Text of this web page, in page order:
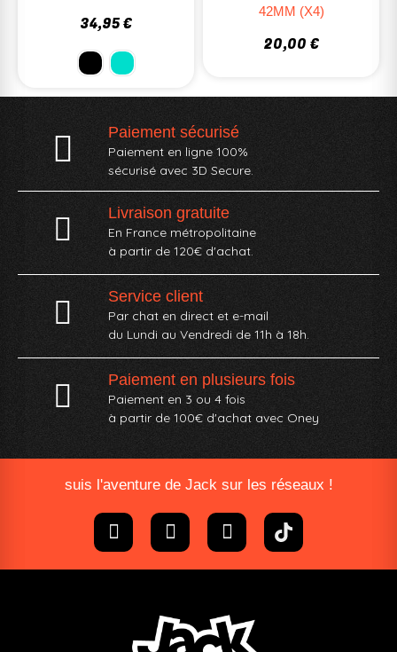
34,95 €
42MM (X4)
20,00 €
Paiement sécurisé
Paiement en ligne 100%
sécurisé avec 3D Secure.
Livraison gratuite
En France métropolitaine
à partir de 120€ d'achat.
Service client
Par chat en direct et e-mail
du Lundi au Vendredi de 11h à 18h.
Paiement en plusieurs fois
Paiement en 3 ou 4 fois
à partir de 100€ d'achat avec Oney​
suis l'aventure de Jack sur les réseaux !